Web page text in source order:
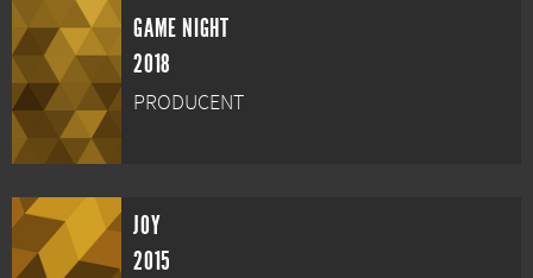
GAME NIGHT
2018
PRODUCENT
JOY
2015